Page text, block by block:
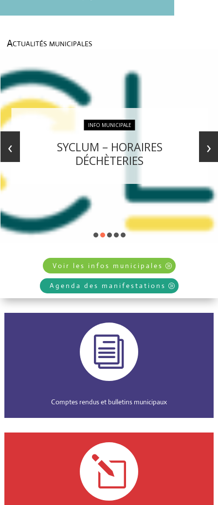
Actualités municipales
INFO MUNICIPALE
SYCLUM – HORAIRES
DÉCHÈTERIES
‹ ›
Voir les infos municipales
Agenda des manifestations
i
Comptes rendus et bulletins municipaux
l